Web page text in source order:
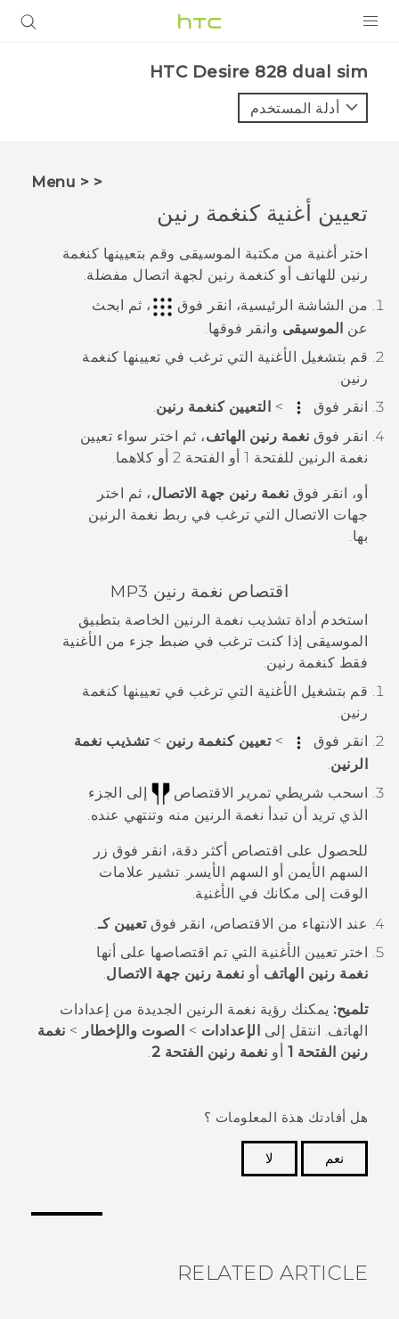
VIVE
VIVERSE
البرامج + التطبيقات
الدعم
أجهزة HTC والملحقات
HTC Desire 828 dual sim‎
أدلة المستخدم
< < Menu
تعيين أغنية كنغمة رنين
اختر أغنية من مكتبة الموسيقى وقم بتعيينها كنغمة
رنين للهاتف أو كنغمة رنين لجهة اتصال مفضلة.
من الشاشة
الرئيسية، انقر فوق
، ثم ابحث
عن الموسيقى وانقر فوقها.
قم بتشغيل الأغنية التي ترغب في تعيينها كنغمة
رنين.
انقر فوق
> التعيين كنغمة رنين
انقر فوق نغمة رنين الهاتف، ثم اختر سواء تعيين
نغمة الرنين للفتحة 1 أو الفتحة 2 أو كلاهما.
أو، انقر فوق نغمة رنين جهة الاتصال، ثم اختر
جهات الاتصال التي ترغب في ربط نغمة الرنين
بها.
اقتصاص نغمة رنين MP3
استخدم أداة تشذيب نغمة الرنين الخاصة بتطبيق
الموسيقى إذا كنت ترغب في ضبط جزء من الأغنية
فقط كنغمة رنين.
قم بتشغيل الأغنية التي ترغب في تعيينها كنغمة
رنين.
انقر فوق
>تعيين كنغمة رنين >تشذيب نغمة
الرنين
اسحب شريطي تمرير الاقتصاص
إلى الجزء
الذي تريد أن تبدأ نغمة الرنين منه وتنتهي عنده.
للحصول على اقتصاص أكثر دقة، انقر فوق زر
السهم الأيمن أو السهم الأيسر. تشير علامات
الوقت إلى مكانك في الأغنية.
عند الانتهاء من الاقتصاص، انقر فوقتعيين كـ.
اختر تعيين الأغنية التي تم اقتصاصها على أنها
نغمة رنين الهاتف أو نغمة رنين جهة الاتصال.
تلميح: يمكنك رؤية نغمة الرنين الجديدة من إعدادات
الهاتف. انتقل إلى الإعدادات > الصوت والإخطار > نغمة
رنين الفتحة 1
أو نغمة رنين الفتحة 2 .
هل أفادتك هذة المعلومات ؟
نعم
لا
RELATED ARTICLE